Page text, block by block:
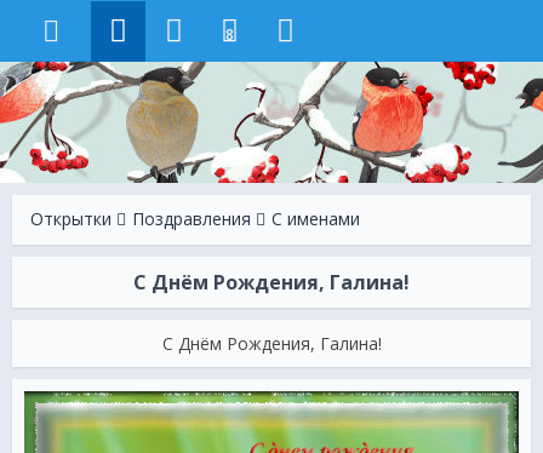
8
Открытки Поздравления С именами
С Днём Рождения, Галина!
С Днём Рождения, Галина!